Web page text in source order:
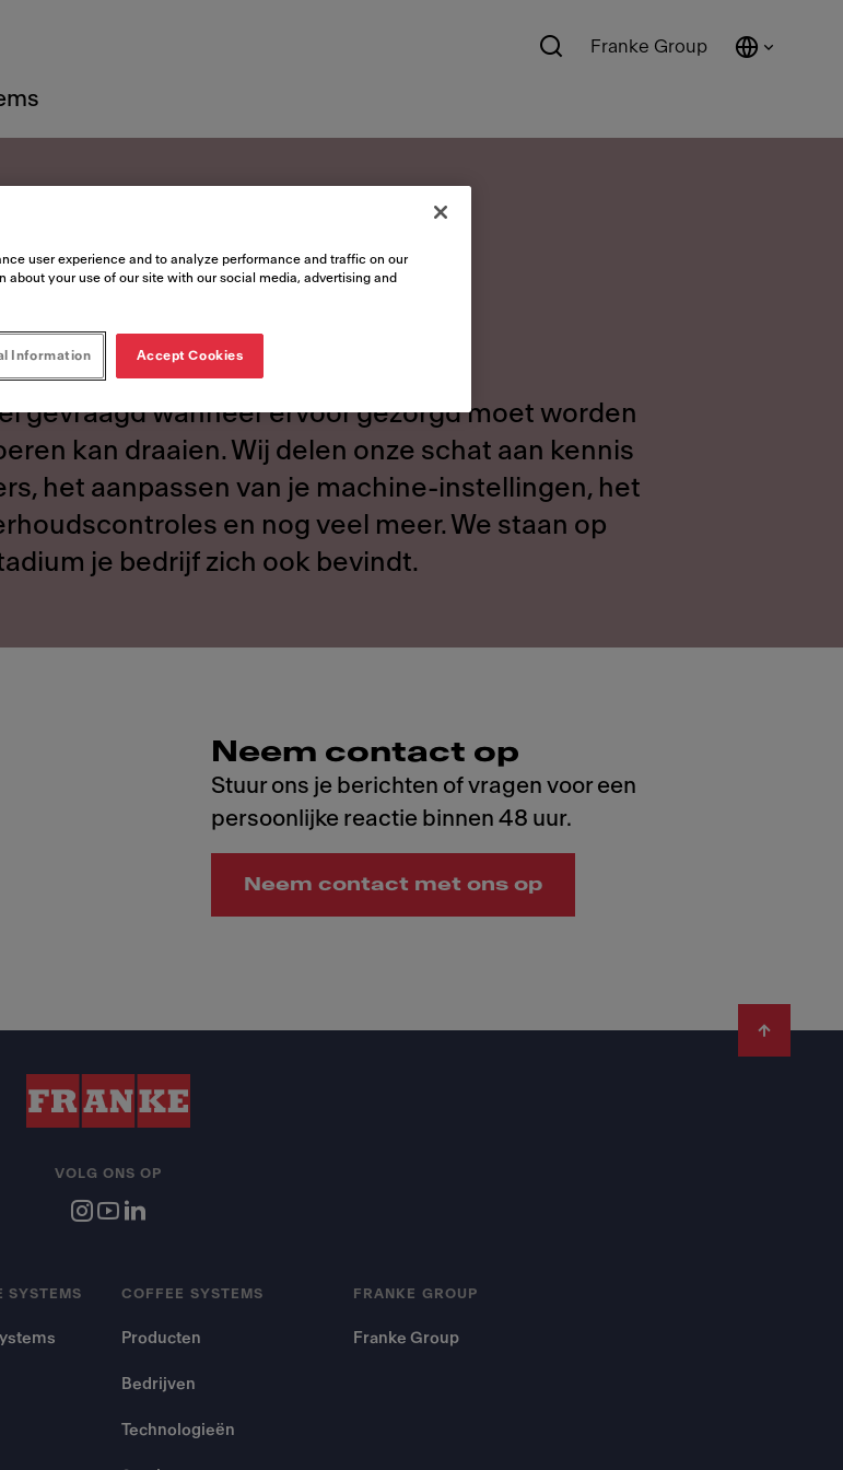
Franke Group
gevraagd wanneer ervoor gezorgd moet worden
kan draaien. Wij delen onze schat aan kennis
het aanpassen van je machine-instellingen, het
en nog veel meer. We staan op
je bedrijf zich ook bevindt.
Neem contact op
Stuur ons je berichten of vragen voor een
persoonlijke reactie binnen 48 uur.
Neem contact met ons op
SYSTEMS COFFEE SYSTEMS
Producten
Bedrijven
Technologieën
FRANKE GROUP
Franke Group
VOLG ONS OP
user experience and to analyze performance and traffic on our
about your use of our site with our social media, advertising and
Information Accept Cookies